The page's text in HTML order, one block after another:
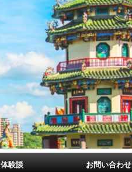
体験談 お問い合わせ